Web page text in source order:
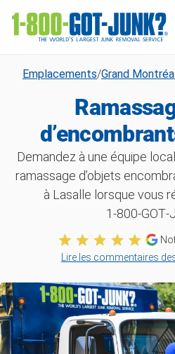
Emplacements/Grand
Demandez à une équipe
ramassage d’objets
à Lasalle lorsque vous
Lire les commentaires